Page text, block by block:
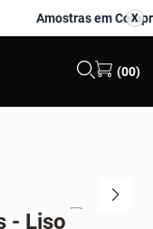
X
Amostras em Compras
X
(00)
- Liso